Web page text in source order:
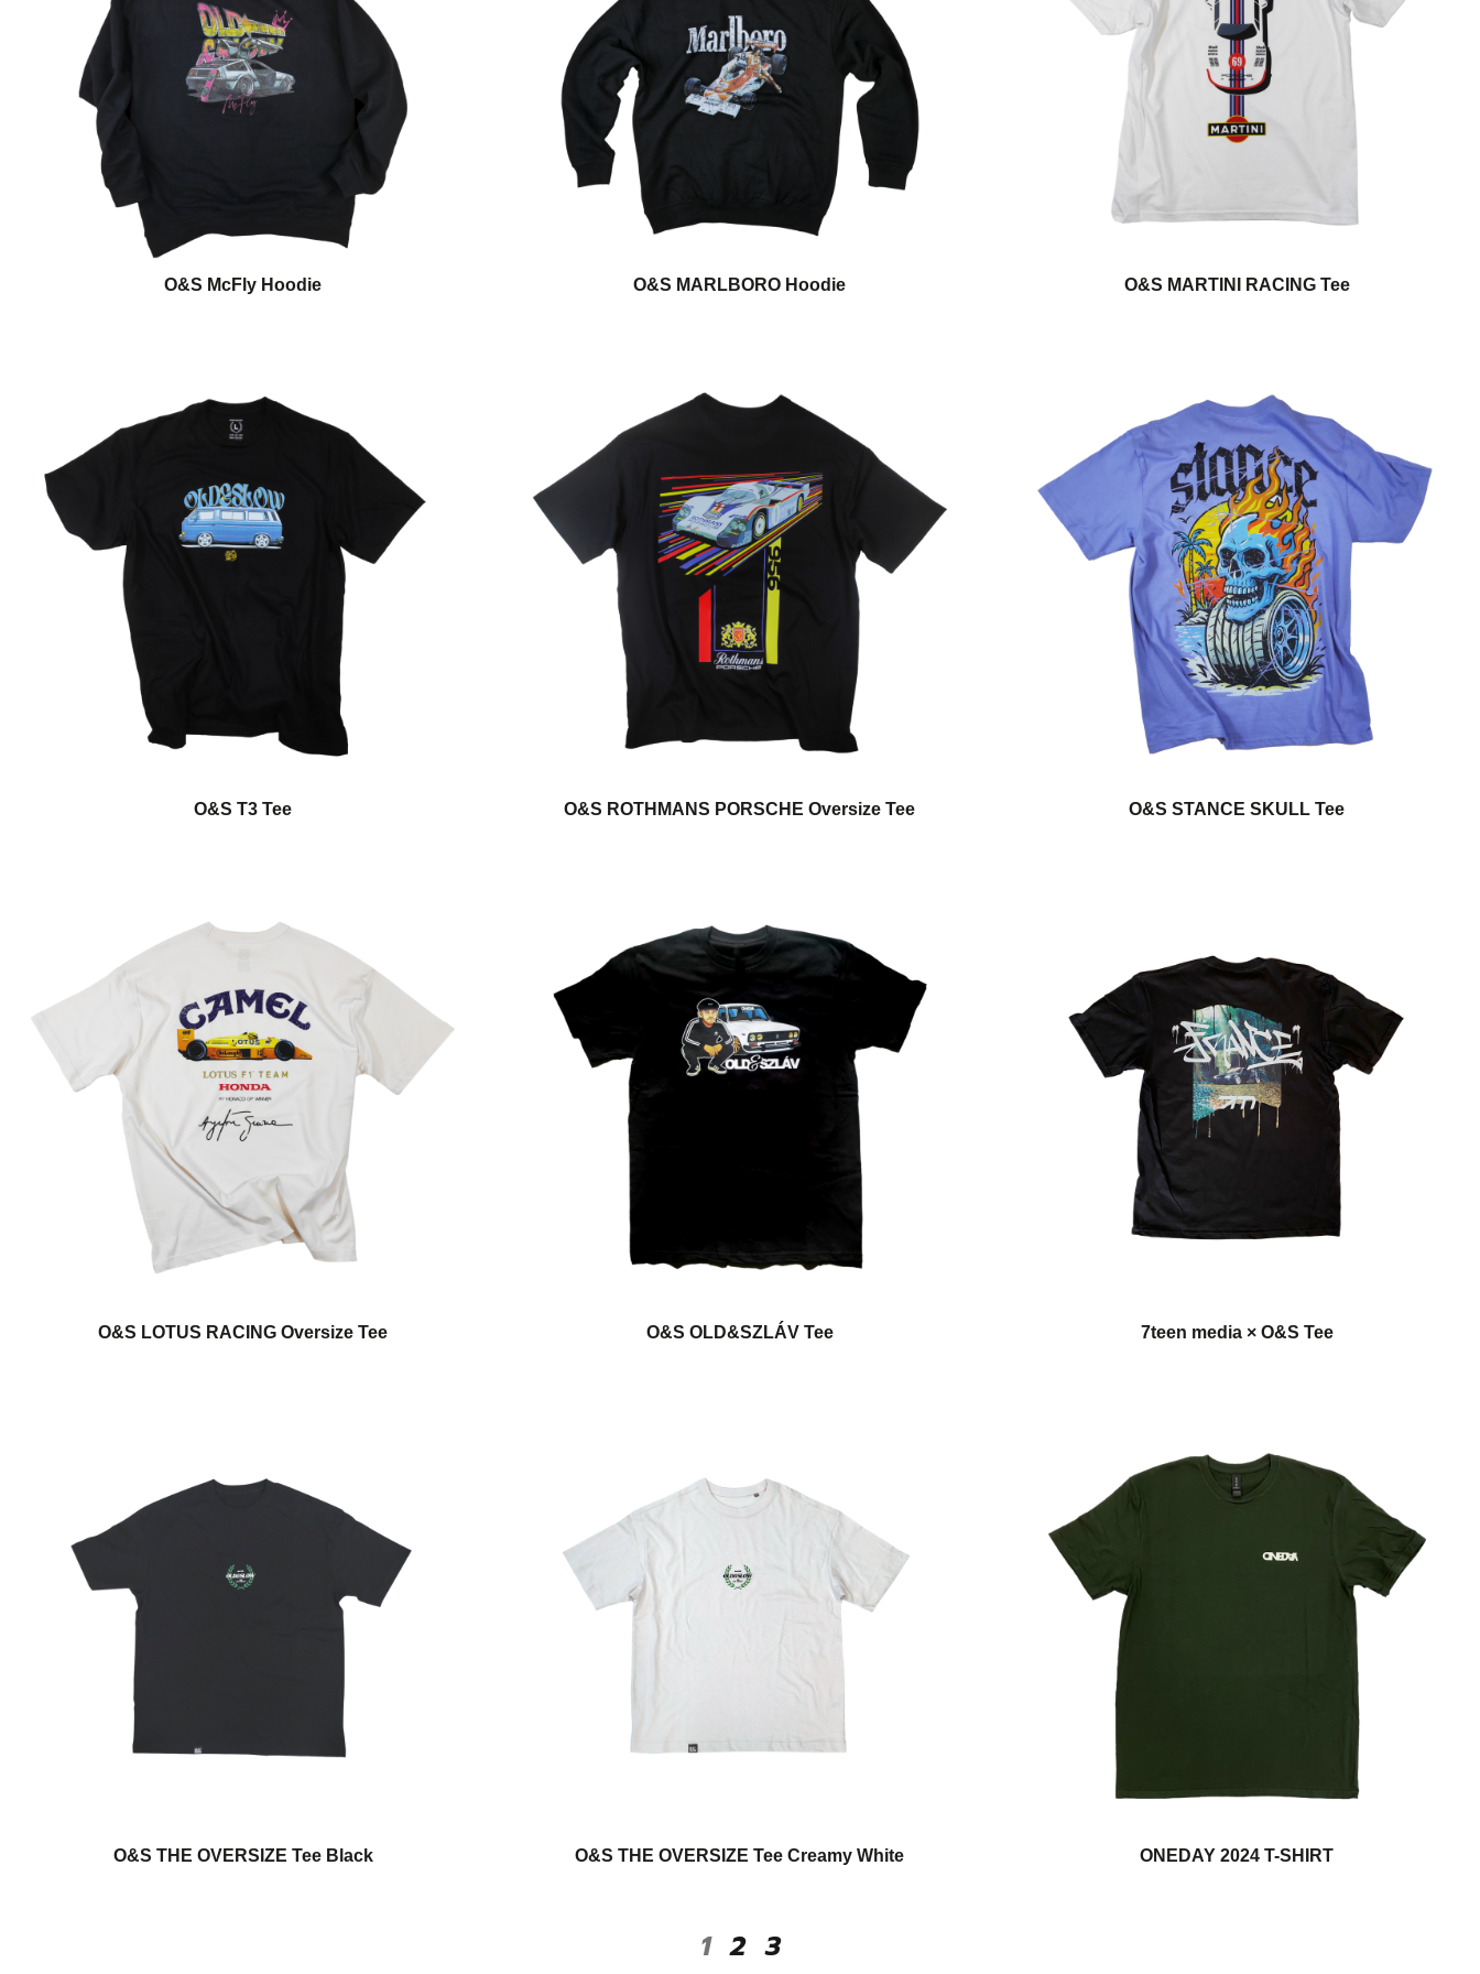
O&S McFly Hoodie O&S MARLBORO Hoodie O&S MARTINI RACING Tee
O&S T3 Tee O&S ROTHMANS PORSCHE Oversize Tee O&S STANCE SKULL Tee
O&S LOTUS RACING Oversize Tee O&S OLD&SZLÁV Tee 7teen media × O&S Tee
O&S THE OVERSIZE Tee Black O&S THE OVERSIZE Tee Creamy White ONEDAY 2024 T-SHIRT
1 2 3